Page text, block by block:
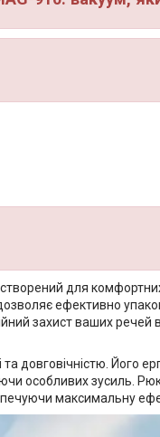
для
ефективно
захист ваших
довговічністю. Його
особливих зусиль.
максимальну